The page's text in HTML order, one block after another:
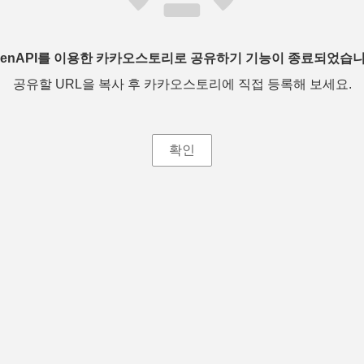
를 이용한 카카오스토리로 공유하기 기능이 종료되었습
공유할 URL을 복사 후 카카오스토리에 직접 등록해 보세요.
확인